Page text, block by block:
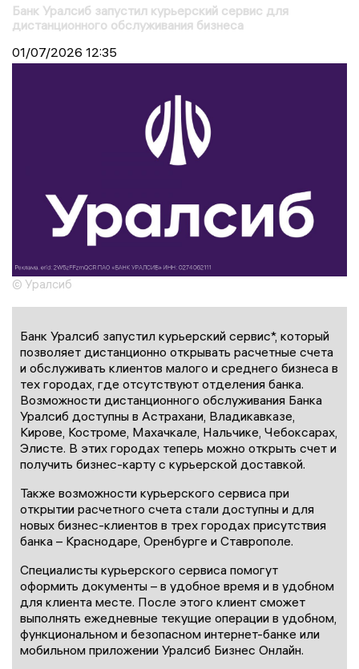
Банк Уралсиб запустил курьерский сервис для
дистанционного обслуживания бизнеса
01/07/2026 12:35
© Уралсиб
Банк Уралсиб запустил курьерский сервис*, который
позволяет дистанционно открывать расчетные счета
и обслуживать клиентов малого и среднего бизнеса в
тех городах, где отсутствуют отделения банка.
Возможности дистанционного обслуживания Банка
Уралсиб доступны в Астрахани, Владикавказе,
Кирове, Костроме, Махачкале, Нальчике, Чебоксарах,
Элисте. В этих городах теперь можно открыть счет и
получить бизнес-карту с курьерской доставкой.
Также возможности курьерского сервиса при
открытии расчетного счета стали доступны и для
новых бизнес-клиентов в трех городах присутствия
банка – Краснодаре, Оренбурге и Ставрополе.
Специалисты курьерского сервиса помогут
оформить документы – в удобное время и в удобном
для клиента месте. После этого клиент сможет
выполнять ежедневные текущие операции в удобном,
функциональном и безопасном интернет-банке или
мобильном приложении Уралсиб Бизнес Онлайн.